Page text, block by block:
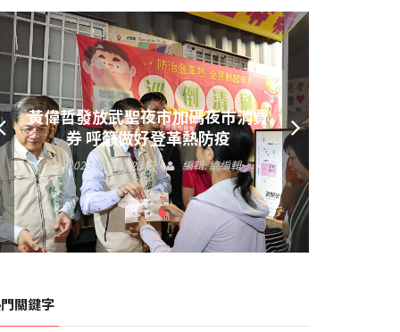
黃偉哲發放武聖夜市加碼夜市消費
券 呼籲做好登革熱防疫
2023 年 9 月 23 日 編輯:總編輯
關鍵字